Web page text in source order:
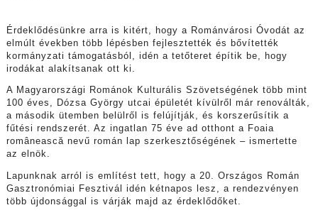
Érdeklődésünkre arra is kitért, hogy a Románvárosi Óvodát az
elmúlt években több lépésben fejlesztették és bővítették
kormányzati támogatásból, idén a tetőteret építik be, hogy
irodákat alakítsanak ott ki.
A Magyarországi Románok Kulturális Szövetségének több mint
100 éves, Dózsa György utcai épületét kívülről már renoválták,
a második ütemben belülről is felújítják, és korszerűsítik a
fűtési rendszerét. Az ingatlan 75 éve ad otthont a Foaia
românească nevű román lap szerkesztőségének – ismertette
az elnök.
Lapunknak arról is említést tett, hogy a 20. Országos Román
Gasztronómiai Fesztivál idén kétnapos lesz, a rendezvényen
több újdonsággal is várják majd az érdeklődőket.